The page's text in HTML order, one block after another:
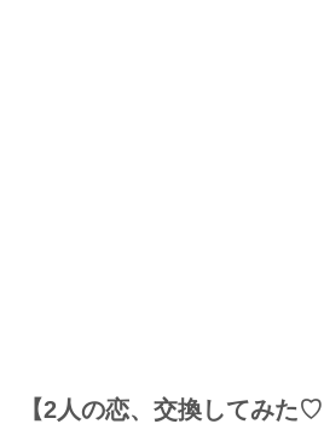
【2人の恋、交換してみた